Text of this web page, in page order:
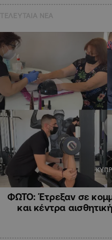
ΦΩΤΟ: Έτρεξαν σε
και κέντρα